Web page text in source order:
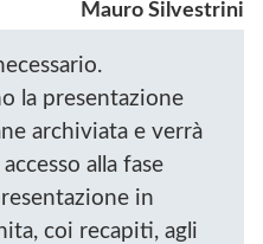
Mauro Silvestrini
la presentazione
archiviata e verrà
alla fase
in
coi recapiti, agli